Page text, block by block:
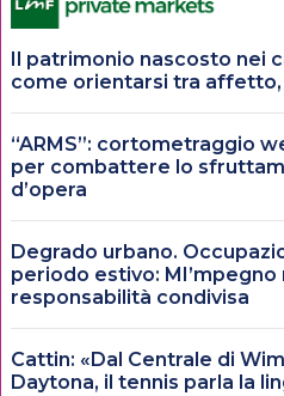
Il patrimonio nascosto nei
come orientarsi tra
“ARMS”: cortometraggio
per combattere lo
d’opera
Degrado urbano.
periodo estivo: MI’mpegno
responsabilità condivisa
Cattin: «Dal Centrale di
Daytona, il tennis parla la